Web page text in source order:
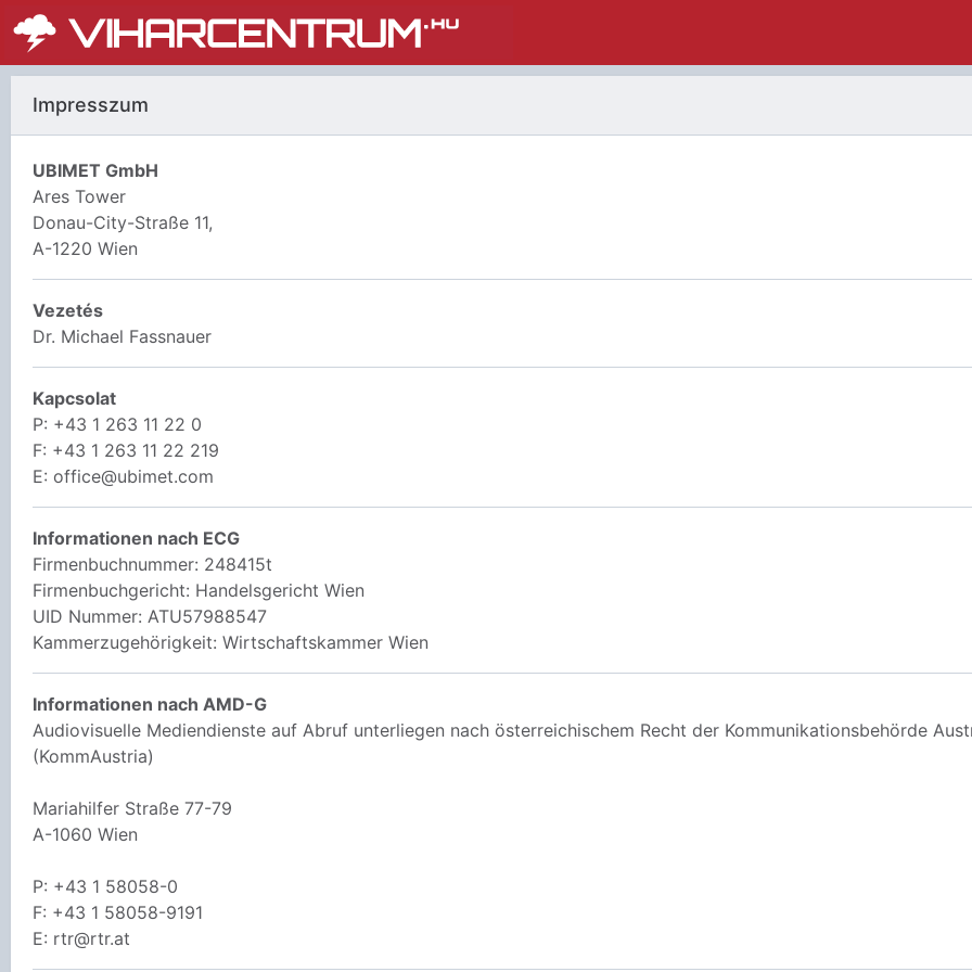
Impresszum
UBIMET GmbH
Ares Tower
Donau-City-Straße 11,
A-1220 Wien
Vezetés
Dr. Michael Fassnauer
Kapcsolat
P: +43 1 263 11 22 0
F: +43 1 263 11 22 219
E: office@ubimet.com
Informationen nach ECG
Firmenbuchnummer: 248415t
Firmenbuchgericht: Handelsgericht Wien
UID Nummer: ATU57988547
Kammerzugehörigkeit: Wirtschaftskammer Wien
Informationen nach AMD-G
Audiovisuelle Mediendienste auf Abruf unterliegen nach österreichischem Recht der Kommunikationsbehörde
(KommAustria)
Mariahilfer Straße 77-79
A-1060 Wien
P: +43 1 58058-0
F: +43 1 58058-9191
E: rtr@rtr.at